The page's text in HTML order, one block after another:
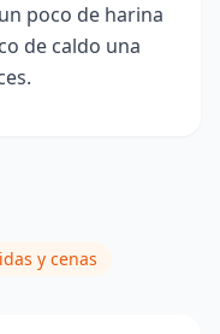
poco de harina
de caldo una
y cenas